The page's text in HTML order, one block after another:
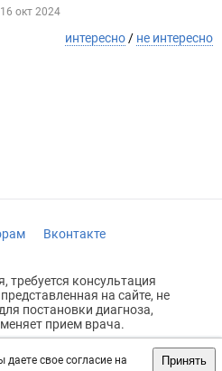
свое согласие на
Принять
16 окт 2024
интересно / не интересно
Вконтакте
требуется консультация
на сайте, не
постановки диагноза,
прием врача.